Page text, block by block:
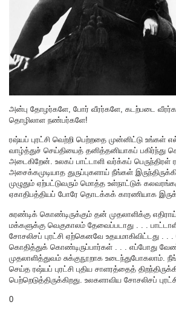
அன்பு தோழர்களே, போர் வீரர்களே, கடற்படை
தொழிலாள நண்பர்களே!
ரஷ்யப் புரட்சி வெற்றி பெற்றதை முன்னிட்டு உங்கள்
வாழ்த்துச் செய்தியைத் தனித்தனியாகப் பகிர்ந்து
அடைகிறேன். உலகப் பாட்டாளி வர்க்கப் பெருந்திரள்
அசைக்கமுடியாத துருப்புகளாய் நீங்கள்
முழுதும் ஏற்பட்டுவரும் மொத்த உள்நாட்டுக்
ஏகாதிபத்தியப் போரே தொடக்கக் காரணியாக
சுரண்டிக் கொண்டிருக்கும் தன் முதலாளிக்கு
மக்களுக்கு வெகுகாலம் தேவைப்படாது . . .
சோசலிசப் புரட்சி ஏற்கெனவே உதயமாகிவிட்டது .
கொதித்துக் கொண்டிருப்பார்கள் . . . எப்போது
முதலாளித்துவம் சுக்குநூறாக உடைந்துபோகலாம்.
செய்த ரஷ்யப் புரட்சி புதிய சாளரத்தைத்
பெற்றெடுத்திருக்கிறது. உலகளாவிய சோசலிசப்
0